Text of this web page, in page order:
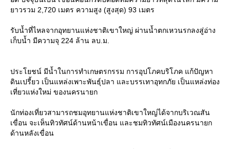
าวรวม 2,720 เมตร ความสูง (สูงสุด) 93 เมตร
รับน้ำที่ไหลจากอุทยานแห่งชาติเขาใหญ่ ผ่านน้ำตกเหวนรกลงสู่อ่าง
เก็บน้ำ มีความจุ 224 ล้าน ลบ.ม.
ประโยชน์ มีน้ำในการทำเกษตรกรรม การอุปโภคบริโภค แก้ปัญหา
ดินเปรี้ยว เป็นแหล่งเพาะพันธุ์ปลา และบรรเทาอุทกภัย เป็นแหล่งท่อง
เที่ยวแห่งใหม่ ของนครนายก
นักท่องเที่ยวสามารถชมอุทยานแห่งชาติเขาใหญ่ได้จากบริเวณสัน
เขื่อน จะเห็นทิวทัศน์ด้านหน้าเขื่อน และชมทิวทัศน์เมืองนครนายก
ด้านหลังเขื่อน